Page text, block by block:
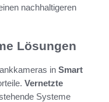
nachhaltigeren
Lösungen
in Smart
Vernetzte
Systeme